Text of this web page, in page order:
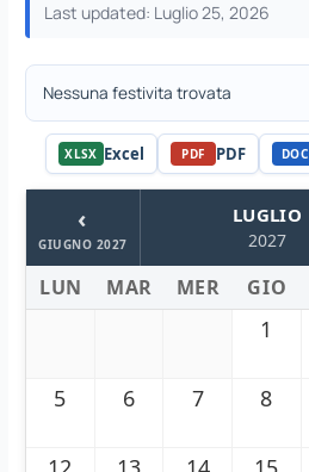
Last updated: Luglio 25, 2026
Nessuna festivita trovata
XLSX Excel PDF PDF DOC
‹
GIUGNO 2027
LUGLIO
2027
LUN MAR MER GIO
1
5 6 7 8